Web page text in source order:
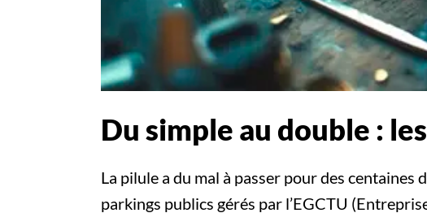
Du simple au double :
La pilule a du mal à passer pour des centaines
parkings publics gérés par l’EGCTU